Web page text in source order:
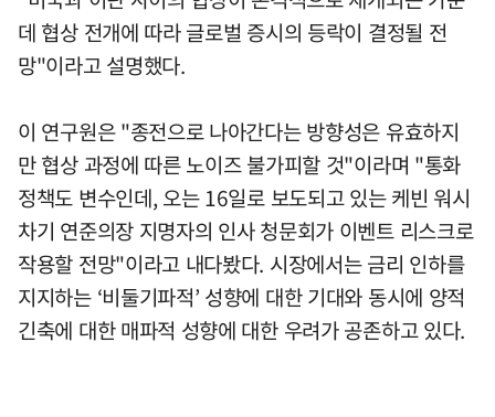
데 협상 전개에 따라 글로벌 증시의 등락이 결정될 전
망"이라고 설명했다.
이 연구원은 "종전으로 나아간다는 방향성은 유효하지
만 협상 과정에 따른 노이즈 불가피할 것"이라며 "통화
정책도 변수인데, 오는 16일로 보도되고 있는 케빈 워시
차기 연준의장 지명자의 인사 청문회가 이벤트 리스크로
작용할 전망"이라고 내다봤다. 시장에서는 금리 인하를
지지하는 ‘비둘기파적’ 성향에 대한 기대와 동시에 양적
긴축에 대한 매파적 성향에 대한 우려가 공존하고 있다.